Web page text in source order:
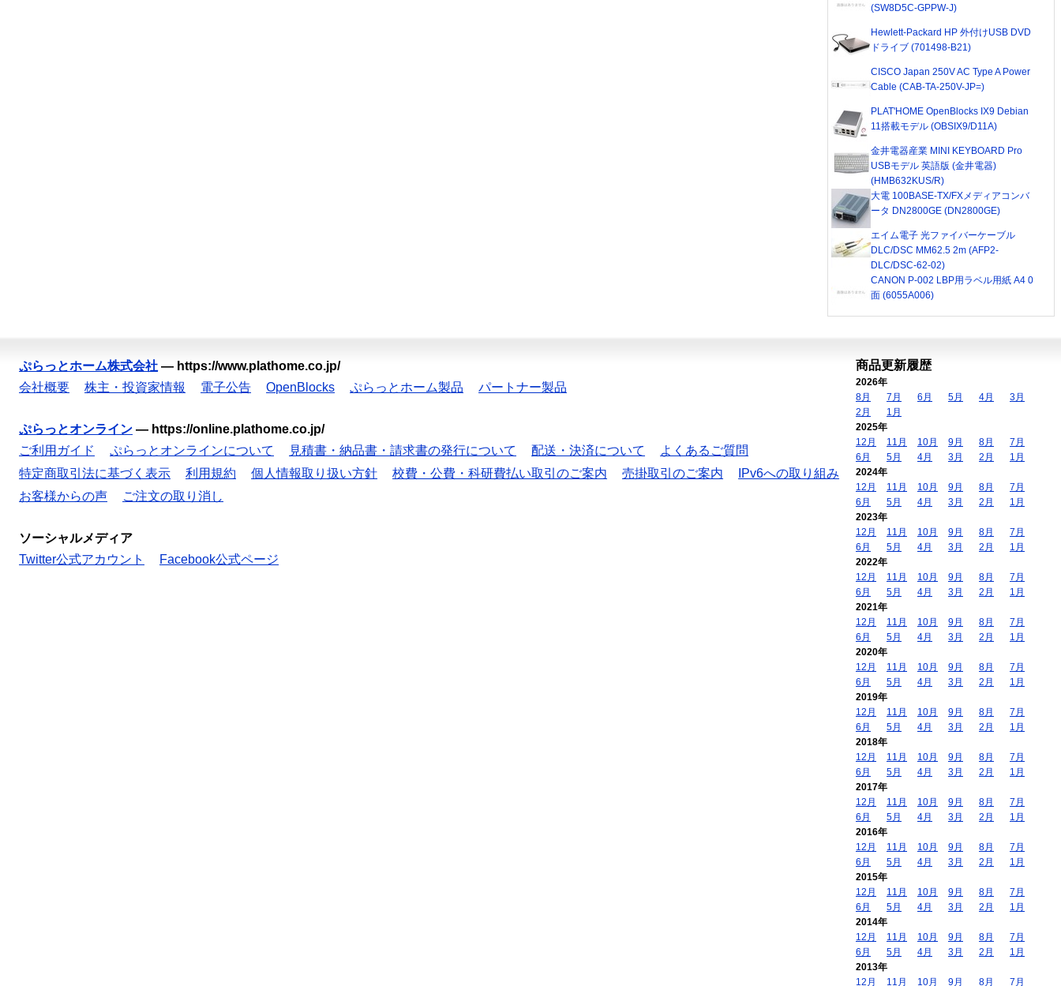
(SW8D5C-GPPW-J)
Hewlett-Packard HP 外付けUSB DVD
ドライブ (701498-B21)
CISCO Japan 250V AC Type A Power
Cable (CAB-TA-250V-JP=)
PLAT'HOME OpenBlocks IX9 Debian
11搭載モデル (OBSIX9/D11A)
金井電器産業 MINI KEYBOARD Pro
USBモデル 英語版 (金井電器)
(HMB632KUS/R)
大電 100BASE-TX/FXメディアコンバ
ータ DN2800GE (DN2800GE)
エイム電子 光ファイバーケーブル
DLC/DSC MM62.5 2m (AFP2-
DLC/DSC-62-02)
CANON P-002 LBP用ラベル用紙 A4 0
面 (6055A006)
ぷらっとホーム株式会社 — https://www.plathome.co.jp/
会社概要
株主・投資家情報 電子公告 OpenBlocks ぷらっとホーム製品 パートナー製品
ぷらっとオンライン — https://online.plathome.co.jp/
ご利用ガイド
ぷらっとオンラインについて 見積書・納品書・請求書の発行について 配送・決済について
よくあるご質問
特定商取引法に基づく表示
利用規約 個人情報取り扱い方針 校費・公費・科研費払い取引のご案内 売掛取引のご案内
IPv6への取り組み
お客様からの声
ご注文の取り消し
ソーシャルメディア
Twitter公式アカウント
Facebook公式ページ
商品更新履歴
2026年
8月
7月 6月 5月 4月
3月
2月
1月
2025年
12月
11月 10月 9月 8月
7月
6月
5月 4月 3月 2月
1月
2024年
12月
11月 10月 9月 8月
7月
6月
5月 4月 3月 2月
1月
2023年
12月
11月 10月 9月 8月
7月
6月
5月 4月 3月 2月
1月
2022年
12月
11月 10月 9月 8月
7月
6月
5月 4月 3月 2月
1月
2021年
12月
11月 10月 9月 8月
7月
6月
5月 4月 3月 2月
1月
2020年
12月
11月 10月 9月 8月
7月
6月
5月 4月 3月 2月
1月
2019年
12月
11月 10月 9月 8月
7月
6月
5月 4月 3月 2月
1月
2018年
12月
11月 10月 9月 8月
7月
6月
5月 4月 3月 2月
1月
2017年
12月
11月 10月 9月 8月
7月
6月
5月 4月 3月 2月
1月
2016年
12月
11月 10月 9月 8月
7月
6月
5月 4月 3月 2月
1月
2015年
12月
11月 10月 9月 8月
7月
6月
5月 4月 3月 2月
1月
2014年
12月
11月 10月 9月 8月
7月
6月
5月 4月 3月 2月
1月
2013年
12月
11月 10月 9月 8月 7月